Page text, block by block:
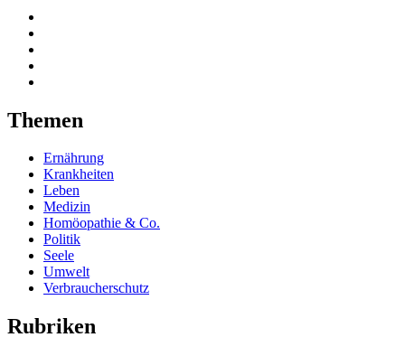
Themen
Ernährung
Krankheiten
Leben
Medizin
Homöopathie & Co.
Politik
Seele
Umwelt
Verbraucherschutz
Rubriken